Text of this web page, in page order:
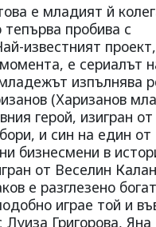
е младият й
тепърва пробива с
известният
е сериалът
изпълнява
(Харизанов
герой, изигран от
и син на един от
бизнесмени в
от Веселин
е разглезено
играе той и
Луиза Григорова, Яна